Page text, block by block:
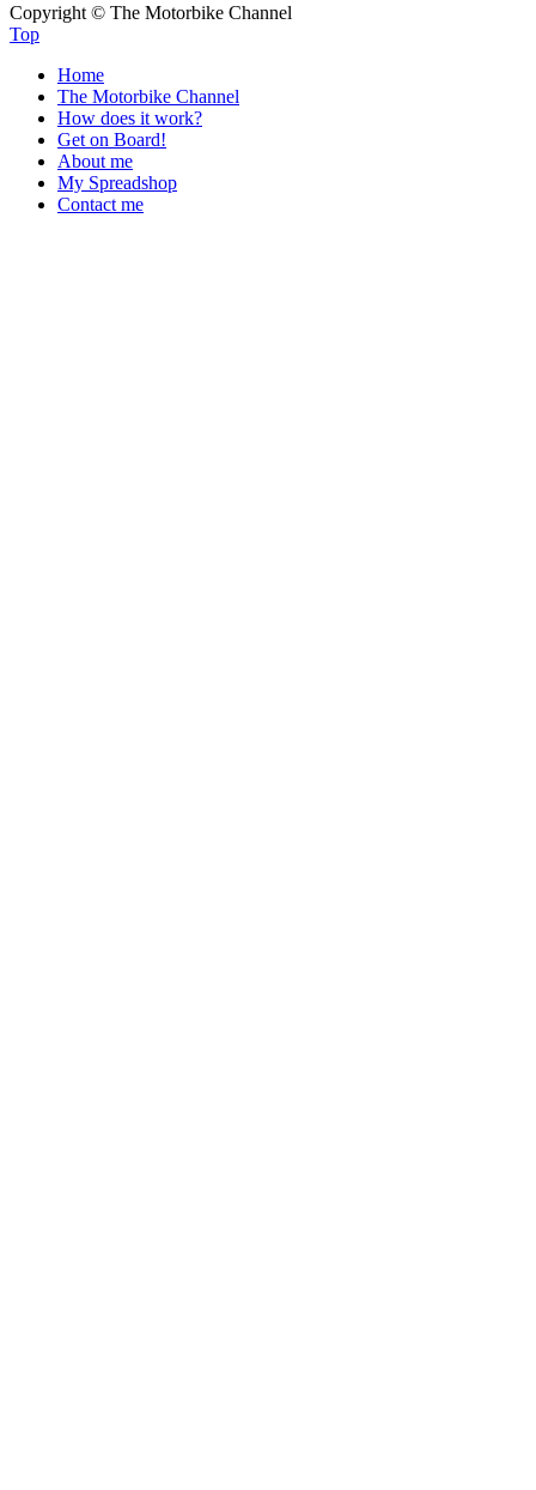
Copyright © The Motorbike Channel
Top
Home
The Motorbike Channel
How does it work?
Get on Board!
About me
My Spreadshop
Contact me